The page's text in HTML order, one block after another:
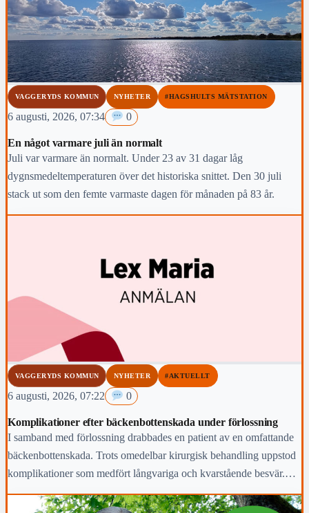
VAGGERYDS KOMMUN NYHETER #HAGSHULTS MÄTSTATION
6 augusti, 2026, 07:34 0
En något varmare juli än normalt
Juli var varmare än normalt. Under 23 av 31 dagar låg
dygnsmedeltemperaturen över det historiska snittet. Den 30 juli
stack ut som den femte varmaste dagen för månaden på 83 år.
VAGGERYDS KOMMUN NYHETER #AKTUELLT
6 augusti, 2026, 07:22 0
Komplikationer efter bäckenbottenskada under förlossning
I samband med förlossning drabbades en patient av en omfattande
bäckenbottenskada. Trots omedelbar kirurgisk behandling uppstod
komplikationer som medfört långvariga och kvarstående besvär.
Region Jönköpings län anmäler händelsen för prövning enligt lex